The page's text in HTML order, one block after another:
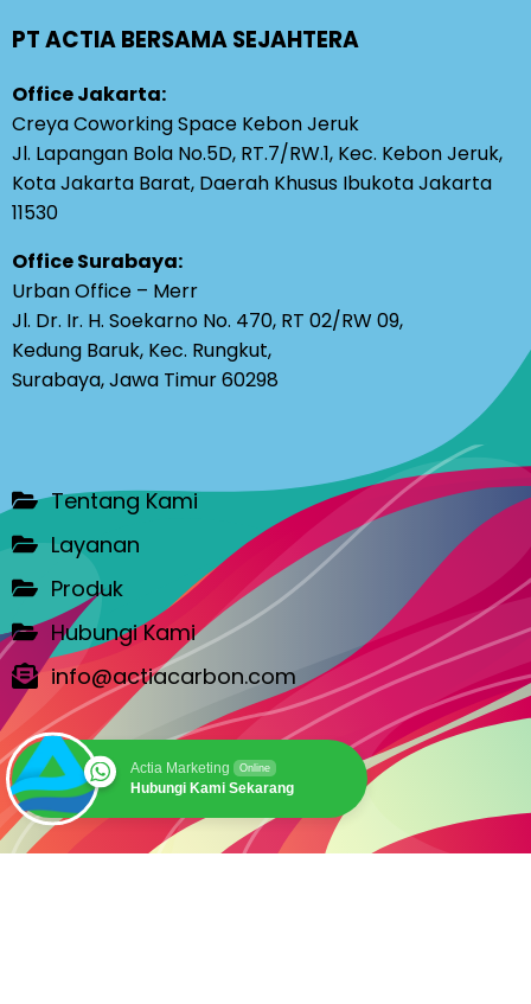
PT ACTIA BERSAMA SEJAHTERA
Office Jakarta:
Creya Coworking Space Kebon Jeruk
Jl. Lapangan Bola No.5D, RT.7/RW.1, Kec. Kebon Jeruk,
Kota Jakarta Barat, Daerah Khusus Ibukota Jakarta
11530
Office Surabaya:
Urban Office – Merr
Jl. Dr. Ir. H. Soekarno No. 470, RT 02/RW 09,
Kedung Baruk, Kec. Rungkut,
Surabaya, Jawa Timur 60298
Tentang Kami
Layanan
Produk
Hubungi Kami
info@actiacarbon.com
Actia Marketing Online
Hubungi Kami Sekarang